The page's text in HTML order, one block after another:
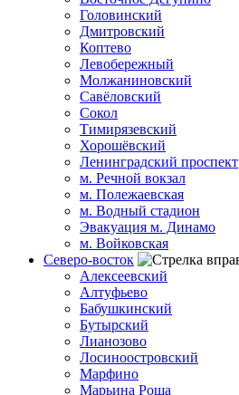
Головинский
Дмитровский
Коптево
Левобережный
Молжаниновский
Савёловский
Сокол
Тимирязевский
Хорошёвский
Ленинградский проспект
м. Речной вокзал
м. Полежаевская
м. Водный стадион
Эвакуация м. Динамо
м. Войковская
Северо-восток
Алексеевский
Алтуфьево
Бабушкинский
Бутырский
Лианозово
Лосиноостровский
Марфино
Марьина Роща